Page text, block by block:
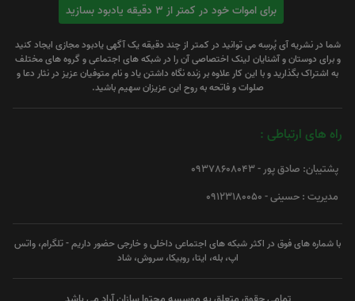
برای اموات خود در کمتر از 3 دقیقه یادبود بسازید
شما در نشریه آی پُرسِه می توانید در کمتر از چند دقیقه یک آگهی یادبود مجازی ایجاد کنید
و برای دوستان و آشنایان لینک اختصاصی آن را در شبکه های اجتماعی و گروه های مختلف
به اشتراک بگذارید و با این کار علاوه بر زنده نگاه داشتن یاد و نام متوفیان عزیز در نثار دعا و
صلوات و فاتحه به روح این عزیزان سهیم باشید.
راه های ارتباطی :
پشتیبان: صادق پور - 09378608043
مدیریت : حسینی - 09123180050
با شماره های فوق در اکثر شبکه های اجتماعی داخلی و خارجی حضور داریم - تلگرام، واتس
اپ، بله، ایتا، روبیکا، سروش، شاد